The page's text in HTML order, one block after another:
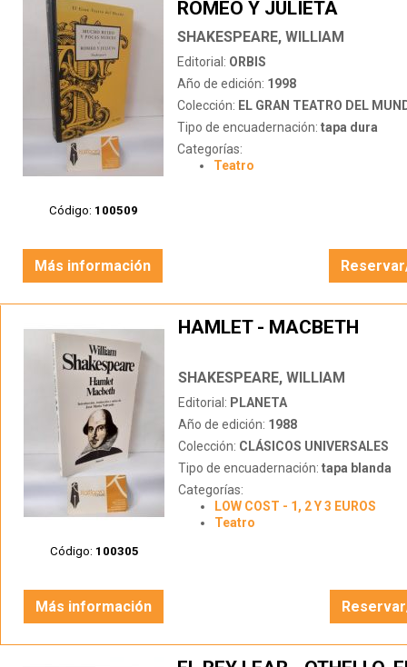
Código: 100509
ROMEO Y JULIETA
SHAKESPEARE, WILLIAM
Editorial: ORBIS
Año de edición: 1998
Colección: EL GRAN TEATRO DEL
Tipo de encuadernación: tapa dura
Categorías:
Teatro
Más información
Código: 100305
HAMLET - MACBETH
SHAKESPEARE, WILLIAM
Editorial: PLANETA
Año de edición: 1988
Colección: CLÁSICOS UNIVERSALES
Tipo de encuadernación: tapa blanda
Categorías:
LOW COST - 1, 2 Y 3 EUROS
Teatro
Más información